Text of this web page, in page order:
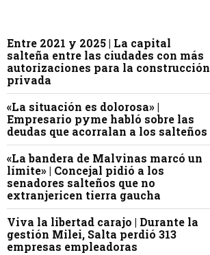
Entre 2021 y 2025 | La capital
salteña entre las ciudades con más
autorizaciones para la construcción
privada
«La situación es dolorosa» |
Empresario pyme habló sobre las
deudas que acorralan a los salteños
«La bandera de Malvinas marcó un
límite» | Concejal pidió a los
senadores salteños que no
extranjericen tierra gaucha
Viva la libertad carajo | Durante la
gestión Milei, Salta perdió 313
empresas empleadoras